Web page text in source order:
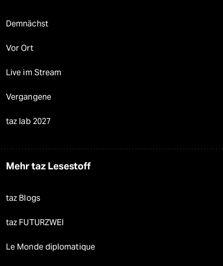
Demnächst
Vor Ort
Live im Stream
Vergangene
taz lab 2027
Mehr taz Lesestoff
taz Blogs
taz FUTURZWEI
Le Monde diplomatique